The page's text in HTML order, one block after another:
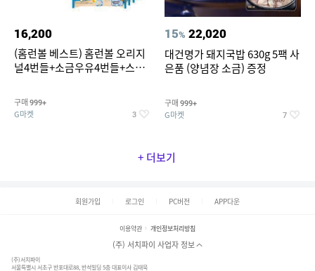
16,200
(홈런볼 베스트) 홈런볼 오리지
널4번들+소금우유4번들+스윗
콘맛4번들
구매 999+
G마켓 3
15% 22,020
대건명가 돼지국밥 630g 5팩 사
은품 (양념장 소금) 증정
구매 999+
G마켓 7
+ 더보기
회원가입 로그인 PC버전 APP다운
이용약관 개인정보처리방침
(주) 서치파이 사업자 정보
(주)서치파이
서울특별시 서초구 반포대로88, 반석빌딩 5층 대표이사 김태묵